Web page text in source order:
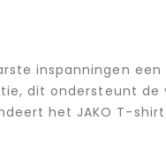
inspanningen
dit ondersteunt
het JAKO T-